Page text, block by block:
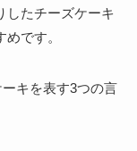
したチーズケーキ
です。
キを表す3つの言